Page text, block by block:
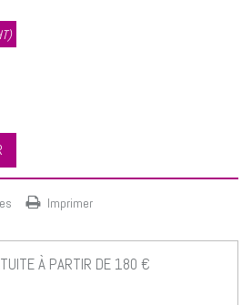
Imprimer
À PARTIR DE 180 €